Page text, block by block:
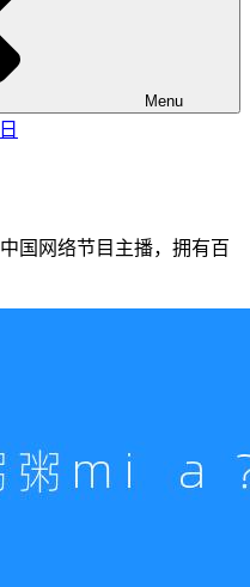
Menu
国网络节目主播，拥有百